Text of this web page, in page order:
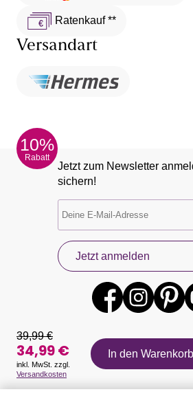
Ratenkauf **
Versandart
10%
Rabatt
Jetzt zum Newsletter
sichern!
Jetzt anmelden
Auszeichnungen
39,99 €
34,99 €
inkl. MwSt. zzgl.
Versandkosten
In den Warenkorb